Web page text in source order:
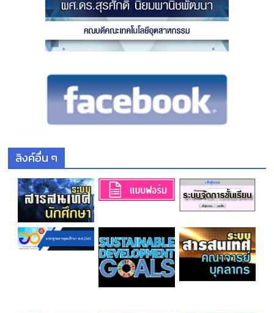
ลิงค์อื่น ๆ